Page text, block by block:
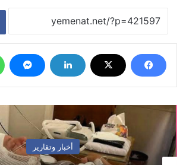
أخبار وتقارير